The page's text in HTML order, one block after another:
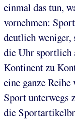
einmal das tun,
vornehmen:
deutlich weniger,
die Uhr sportlich
Kontinent zu
eine ganze
Sport unterwegs
die